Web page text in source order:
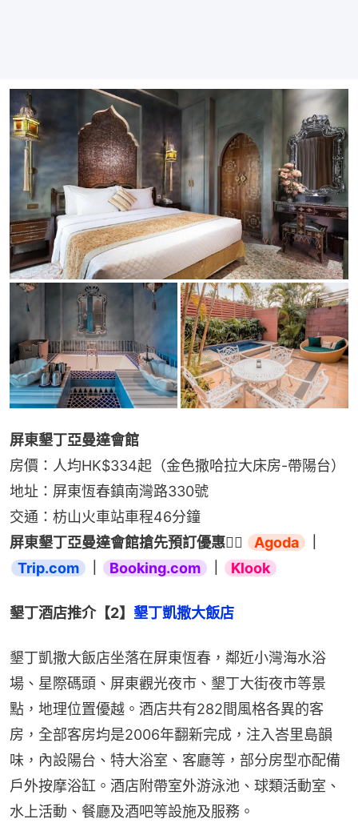
屏東墾丁亞曼達會館
房價：人均HK$334起（金色撒哈拉大床房-帶陽台）
地址：屏東恆春鎮南灣路330號
交通：枋山火車站車程46分鐘
屏東墾丁亞曼達會館搶先預訂優惠👉🏻
Agoda
Trip.com
Booking.com Klook
墾丁酒店推介【2】 墾丁凱撒大飯店
墾丁凱撒大飯店坐落在屏東恆春，鄰近小灣海水浴
場、星際碼頭、屏東觀光夜市、墾丁大街夜市等景
點，地理位置優越。酒店共有282間風格各異的客
房，全部客房均是2006年翻新完成，注入峇里島韻
味，內設陽台、特大浴室、客廳等，部分房型亦配備
戶外按摩浴缸。酒店附帶室外游泳池、球類活動室、
水上活動、餐廳及酒吧等設施及服務。